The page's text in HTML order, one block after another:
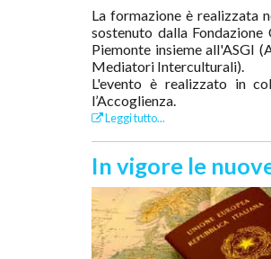
La formazione è realizzata
sostenuto dalla
Piemonte insieme all'ASGI
Mediatori Interculturali).
L'evento è realizzato in
l’Accoglienza.
Leggi tutto...
In vigore le